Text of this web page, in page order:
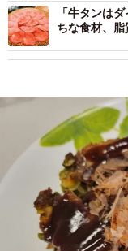
「牛タンは
ちな食材、